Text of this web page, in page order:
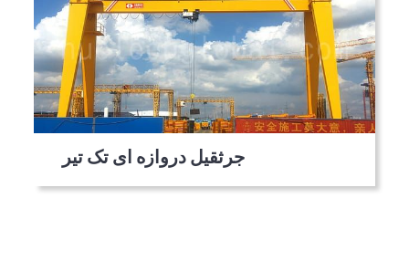
جرثقیل دروازه ای تک تیر